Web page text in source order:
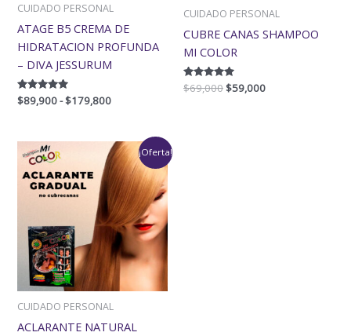
CUIDADO PERSONAL
ATAGE B5 CREMA DE
HIDRATACION PROFUNDA
– DIVA JESSURUM
Valorado
con
$89,900-$179,800
CUIDADO PERSONAL
CUBRE CANAS SHAMPOO
MI COLOR
Valorado
con
$69,000$59,000
¡Oferta!
CUIDADO PERSONAL
ACLARANTE NATURAL
El
precio
original
era:
$69,000.
precio
actual
es:
$49,000.